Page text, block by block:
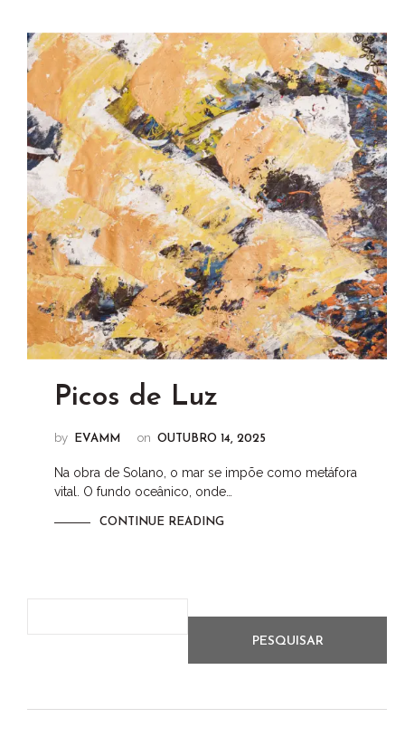
Picos de Luz
by EVAMM on OUTUBRO 14, 2025
Na obra de Solano, o mar se impõe como metáfora
vital. O fundo oceânico, onde…
CONTINUE READING
PESQUISAR